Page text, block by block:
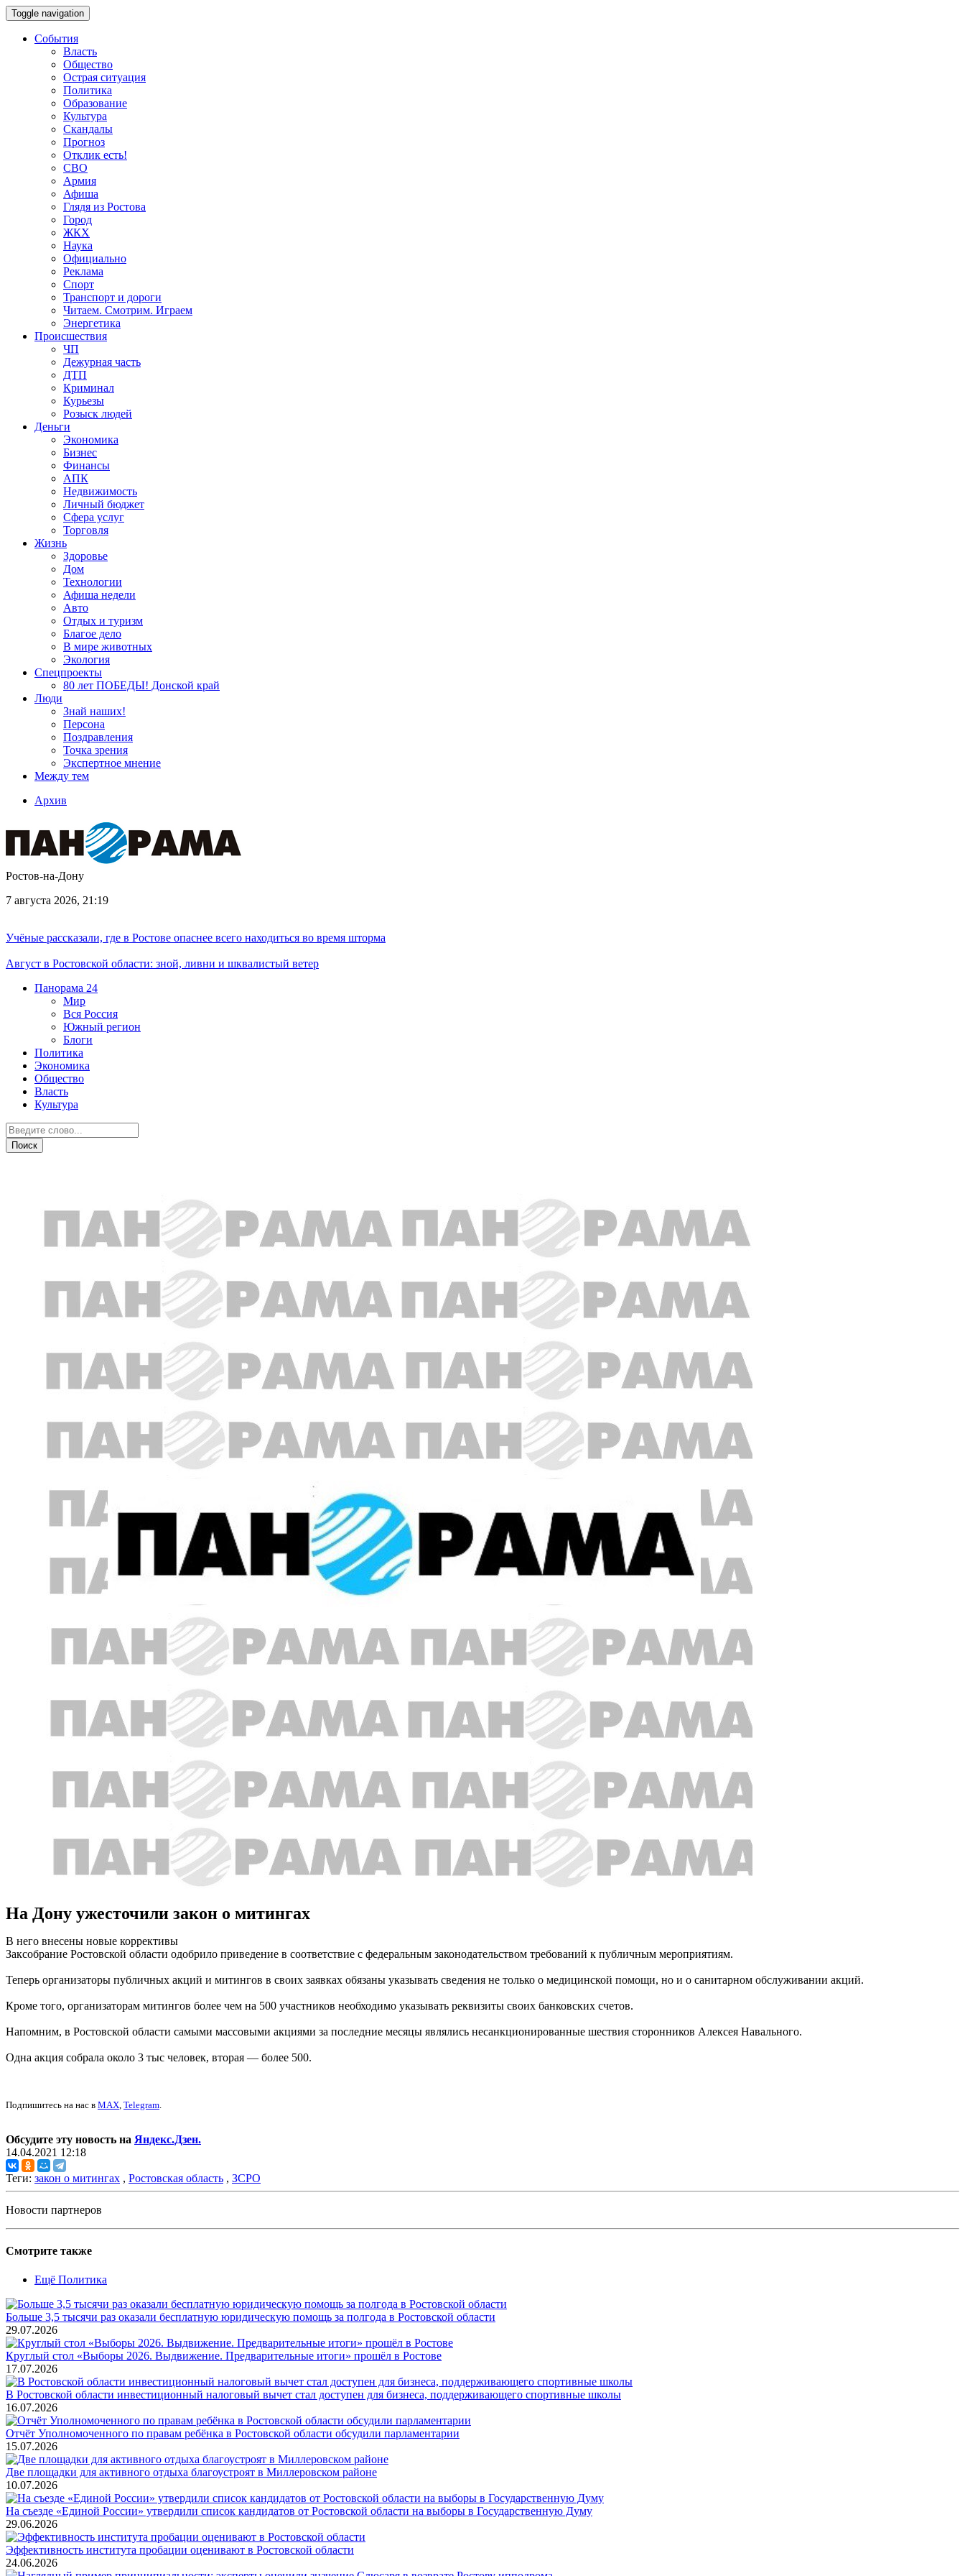
Toggle navigation
События
Власть
Общество
Острая ситуация
Политика
Образование
Культура
Скандалы
Прогноз
Отклик есть!
СВО
Армия
Афиша
Глядя из Ростова
Город
ЖКХ
Наука
Официально
Реклама
Спорт
Транспорт и дороги
Читаем. Смотрим. Играем
Энергетика
Происшествия
ЧП
Дежурная часть
ДТП
Криминал
Курьезы
Розыск людей
Деньги
Экономика
Бизнес
Финансы
АПК
Недвижимость
Личный бюджет
Сфера услуг
Торговля
Жизнь
Здоровье
Дом
Технологии
Афиша недели
Авто
Отдых и туризм
Благое дело
В мире животных
Экология
Спецпроекты
80 лет ПОБЕДЫ! Донской край
Люди
Знай наших!
Персона
Поздравления
Точка зрения
Экспертное мнение
Между тем
Архив
Ростов-на-Дону
7 августа 2026, 21:19
Учёные рассказали, где в Ростове опаснее всего находиться во время шторма
Август в Ростовской области: зной, ливни и шквалистый ветер
Панорама 24
Мир
Вся Россия
Южный регион
Блоги
Политика
Экономика
Общество
Власть
Культура
На Дону ужесточили закон о митингах
В него внесены новые коррективы
Заксобрание Ростовской области одобрило приведение в соответствие с федеральным законодательством требований к публичным мероприятиям.
Теперь организаторы публичных акций и митингов в своих заявках обязаны указывать сведения не только о медицинской помощи, но и о санитарном обслуживании акций.
Кроме того, организаторам митингов более чем на 500 участников необходимо указывать реквизиты своих банковских счетов.
Напомним, в Ростовской области самыми массовыми акциями за последние месяцы являлись несанкционированные шествия сторонников Алексея Навального.
Одна акция собрала около 3 тыс человек, вторая — более 500.
Подпишитесь на нас в MAX, Telegram.
Обсудите эту новость на Яндекс.Дзен.
14.04.2021 12:18
Теги: закон о митингах , Ростовская область , ЗСРО
Новости партнеров
Смотрите также
Ещё Политика
Больше 3,5 тысячи раз оказали бесплатную юридическую помощь за полгода в Ростовской области
29.07.2026
Круглый стол «Выборы 2026. Выдвижение. Предварительные итоги» прошёл в Ростове
17.07.2026
В Ростовской области инвестиционный налоговый вычет стал доступен для бизнеса, поддерживающего спортивные школы
16.07.2026
Отчёт Уполномоченного по правам ребёнка в Ростовской области обсудили парламентарии
15.07.2026
Две площадки для активного отдыха благоустроят в Миллеровском районе
10.07.2026
На съезде «Единой России» утвердили список кандидатов от Ростовской области на выборы в Государственную Думу
29.06.2026
Эффективность института пробации оценивают в Ростовской области
24.06.2026